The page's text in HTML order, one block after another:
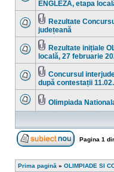
Nu
sunt
mesaje
necitite
ataşat(e)
ENGLEZĂ, etapa
Nu
sunt
mesaje
necitite
Fişier(e)
ataşat(e)
Rezultate
județeană
Nu
sunt
mesaje
necitite
Fişier(e)
ataşat(e)
Rezultate inițiale
locală, 27 februarie
Nu
sunt
mesaje
necitite
Fişier(e)
ataşat(e)
Concursul
după contestații
necitite
Fişier(e)
Olimpiada
Pagina 1
Prima pagină » OLIMPIADE SI